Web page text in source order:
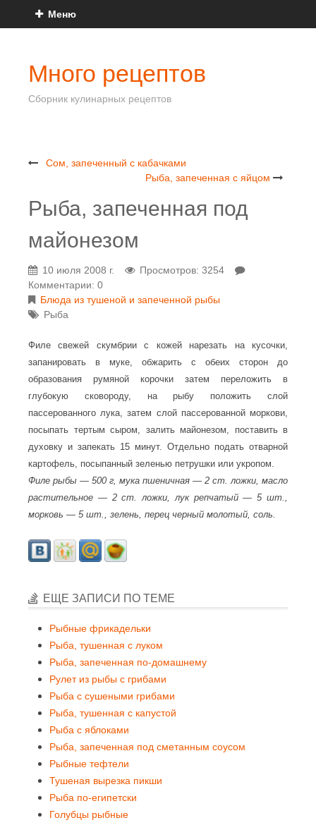
Меню
Много рецептов
Сборник кулинарных рецептов
Сом, запеченный с кабачками
Рыба, запеченная с яйцом
Рыба, запеченная под
майонезом
10 июля 2008 г.
Просмотров: 3254
Комментарии: 0
Блюда из тушеной и запеченной рыбы
Рыба
Филе свежей скумбрии с кожей нарезать на кусочки,
запанировать в муке, обжарить с обеих сторон до
образования румяной корочки затем переложить в
глубокую сковороду, на рыбу положить слой
пассерованного лука, затем слой пассерованной моркови,
посыпать тертым сыром, залить майонезом, поставить в
духовку и запекать 15 минут. Отдельно подать отварной
картофель, посыпанный зеленью петрушки или укропом.
Филе рыбы — 500 г, мука пшеничная — 2 ст. ложки, масло
растительное — 2 ст. ложки, лук репчатый — 5 шт.,
морковь — 5 шт., зелень, перец черный молотый, соль.
ЕЩЕ ЗАПИСИ ПО ТЕМЕ
Рыбные фрикадельки
Рыба, тушенная с луком
Рыба, запеченная по-домашнему
Рулет из рыбы с грибами
Рыба с сушеными грибами
Рыба, тушенная с капустой
Рыба с яблоками
Рыба, запеченная под сметанным соусом
Рыбные тефтели
Тушеная вырезка пикши
Рыба по-египетски
Голубцы рыбные